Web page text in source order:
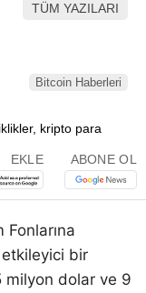
TÜM YAZILARI
Bitcoin Haberleri
EKLE ABONE OL
Fonlarına
etkileyici bir
milyon dolar ve 9